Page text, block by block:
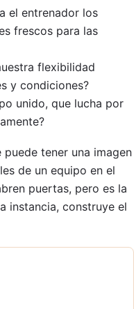
el entrenador los
frescos para las
flexibilidad
y condiciones?
unido, que lucha por
tener una imagen
de un equipo en el
puertas, pero es la
instancia, construye el